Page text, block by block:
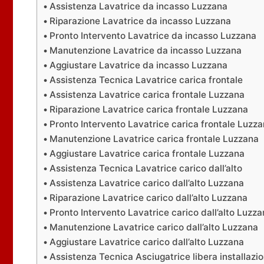
Assistenza Lavatrice da incasso Luzzana
Riparazione Lavatrice da incasso Luzzana
Pronto Intervento Lavatrice da incasso Luzzana
Manutenzione Lavatrice da incasso Luzzana
Aggiustare Lavatrice da incasso Luzzana
Assistenza Tecnica Lavatrice carica frontale
Assistenza Lavatrice carica frontale Luzzana
Riparazione Lavatrice carica frontale Luzzana
Pronto Intervento Lavatrice carica frontale
Manutenzione Lavatrice carica frontale Luzzana
Aggiustare Lavatrice carica frontale Luzzana
Assistenza Tecnica Lavatrice carico dall’alto
Assistenza Lavatrice carico dall’alto Luzzana
Riparazione Lavatrice carico dall’alto Luzzana
Pronto Intervento Lavatrice carico dall’alto
Manutenzione Lavatrice carico dall’alto Luzzana
Aggiustare Lavatrice carico dall’alto Luzzana
Assistenza Tecnica Asciugatrice libera